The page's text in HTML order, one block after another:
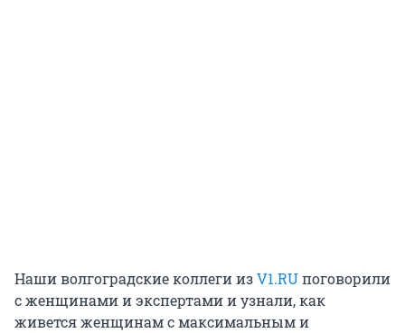
Наши волгоградские коллеги изV1.RUпоговорили
с женщинами и экспертами и узнали, как
живется женщинам с максимальным и